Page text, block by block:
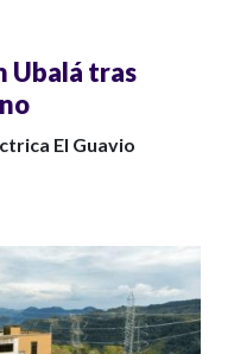
Ubalá tras
El Guavio